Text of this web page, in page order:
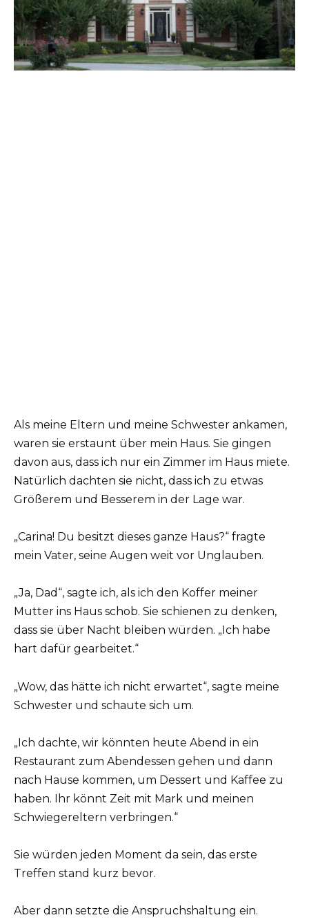
Als meine Eltern und meine Schwester ankamen,
waren sie erstaunt über mein Haus. Sie gingen
davon aus, dass ich nur ein Zimmer im Haus miete.
Natürlich dachten sie nicht, dass ich zu etwas
Größerem und Besserem in der Lage war.
„Carina! Du besitzt dieses ganze Haus?“ fragte
mein Vater, seine Augen weit vor Unglauben.
„Ja, Dad“, sagte ich, als ich den Koffer meiner
Mutter ins Haus schob. Sie schienen zu denken,
dass sie über Nacht bleiben würden. „Ich habe
hart dafür gearbeitet.“
„Wow, das hätte ich nicht erwartet“, sagte meine
Schwester und schaute sich um.
„Ich dachte, wir könnten heute Abend in ein
Restaurant zum Abendessen gehen und dann
nach Hause kommen, um Dessert und Kaffee zu
haben. Ihr könnt Zeit mit Mark und meinen
Schwiegereltern verbringen.“
Sie würden jeden Moment da sein, das erste
Treffen stand kurz bevor.
Aber dann setzte die Anspruchshaltung ein.